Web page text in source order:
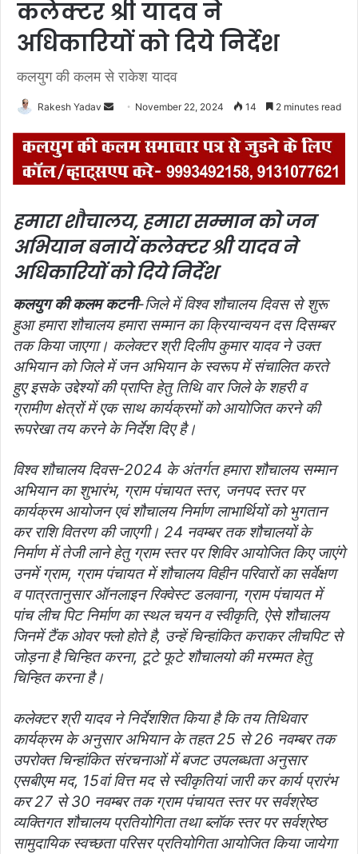
कलेक्टर श्री यादव ने
अधिकारियों को दिये निर्देश
कलयुग की कलम से राकेश यादव
Rakesh Yadav
n
d
a
e
m
i
l
November 22, 2024 14 2 minutes read
हमारा शौचालय, हमारा सम्मान को जन
अभियान बनायें कलेक्टर श्री यादव ने
अधिकारियों को दिये निर्देश
कलयुग की कलम कटनी-जिले में विश्व शौचालय दिवस से शुरू
हुआ हमारा शौचालय हमारा सम्मान का क्रियान्वयन दस दिसम्बर
तक किया जाएगा। कलेक्टर श्री दिलीप कुमार यादव ने उक्त
अभियान को जिले में जन अभियान के स्वरूप में संचालित करते
हुए इसके उद्देश्यों की प्राप्ति हेतु तिथि वार जिले के शहरी व
ग्रामीण क्षेत्रों में एक साथ कार्यक्रमों को आयोजित करने की
रूपरेखा तय करने के निर्देश दिए है।
विश्व शौचालय दिवस-2024 के अंतर्गत हमारा शौचालय सम्मान
अभियान का शुभारंभ, ग्राम पंचायत स्तर, जनपद स्तर पर
कार्यक्रम आयोजन एवं शौचालय निर्माण लाभार्थियों को भुगतान
कर राशि वितरण की जाएगी। 24 नवम्बर तक शौचालयों के
निर्माण में तेजी लाने हेतु ग्राम स्तर पर शिविर आयोजित किए जाएंगे
उनमें ग्राम, ग्राम पंचायत में शौचालय विहीन परिवारों का सर्वेक्षण
व पात्रतानुसार ऑनलाइन रिक्वेस्ट डलवाना, ग्राम पंचायत में
पांच लीच पिट निर्माण का स्थल चयन व स्वीकृति, ऐसे शौचालय
जिनमें टैंक ओवर फ्लो होते है, उन्हें चिन्हांकित कराकर लीचपिट से
जोड़ना है चिन्हित करना, टूटे फूटे शौचालयो की मरम्मत हेतु
चिन्हित करना है।
कलेक्टर श्री यादव ने निर्देशशित किया है कि तय तिथिवार
कार्यक्रम के अनुसार अभियान के तहत 25 से 26 नवम्बर तक
उपरोक्त चिन्हांकित संरचनाओं में बजट उपलब्धता अनुसार
एसबीएम मद, 15वां वित्त मद से स्वीकृतियां जारी कर कार्य प्रारंभ
कर 27 से 30 नवम्बर तक ग्राम पंचायत स्तर पर सर्वश्रेष्ठ
व्यक्तिगत शौचालय प्रतियोगिता तथा ब्लॉक स्तर पर सर्वश्रेष्ठ
सामुदायिक स्वच्छता परिसर प्रतियोगिता आयोजित किया जायेगा